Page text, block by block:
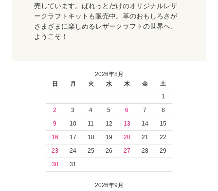
売しています。ぱれっとだけのオリジナルレザ
ークラフトキットも販売中。革のおもしろさが
さまざまに楽しめるレザークラフトの世界へ、
ようこそ！
2026年8月
日
月 火 水 木 金
土
1
2
3 4 5 6 7
8
9
10 11 12 13 14
15
16
17 18 19 20 21
22
23
24 25 26 27 28
29
30
31
2026年9月